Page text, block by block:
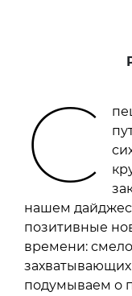
С
нашем
позитивные
времени:
подумываем о